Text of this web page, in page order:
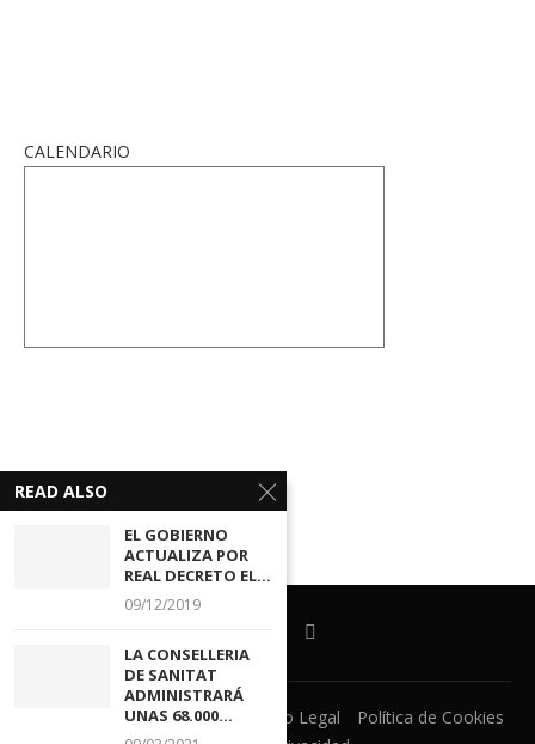
CALENDARIO
Ventanilla Unica CECOVA Aviso Legal
Política de Cookies
READ ALSO
EL GOBIERNO
ACTUALIZA POR
REAL DECRETO EL...
09/12/2019
LA CONSELLERIA
DE SANITAT
ADMINISTRARÁ
UNAS 68.000...